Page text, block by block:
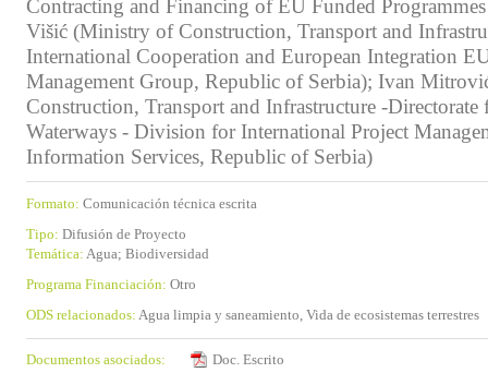
Contracting and Financing of EU Funded
Višić (Ministry of Construction, Transport and
International Cooperation and European Integration
Management Group, Republic of Serbia); Ivan
Construction, Transport and Infrastructure -Directorate
Waterways - Division for International Project
Information Services, Republic of Serbia)
Formato: Comunicación técnica escrita
Tipo: Difusión de Proyecto
Temática: Agua; Biodiversidad
Programa Financiación: Otro
ODS relacionados: Agua limpia y saneamiento, Vida de ecosistemas terrestres
Documentos asociados: Doc. Escrito